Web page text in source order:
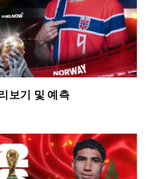
보기 및 예측